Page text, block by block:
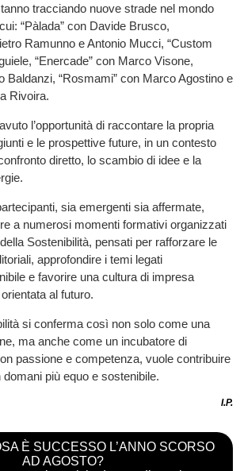
tracciando nuove strade nel mondo
“Pàlada” con Davide Brusco,
Ramunno e Antonio Mucci, “Custom
“Enercade” con Marco Visone,
Baldanzi, “Rosmami” con Marco Agostino e
Rivoira.
l’opportunità di raccontare la propria
e le prospettive future, in un contesto
diretto, lo scambio di idee e la
sia emergenti sia affermate,
a numerosi momenti formativi organizzati
della Sostenibilità, pensati per rafforzare le
approfondire i temi legati
e favorire una cultura di impresa
al futuro.
si conferma così non solo come una
ma anche come un incubatore di
passione e competenza, vuole contribuire
più equo e sostenibile.
I.P.
È SUCCESSO L’ANNO SCORSO
AD AGOSTO?